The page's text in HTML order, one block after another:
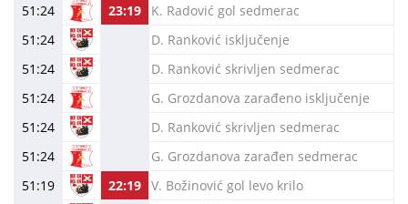
51:24
23:19
K. Radović gol sedmerac
51:24
D. Ranković isključenje
51:24
D. Ranković skrivljen sedmerac
51:24
G. Grozdanova zarađeno isključenje
51:24
D. Ranković skrivljen sedmerac
51:24
G. Grozdanova zarađen sedmerac
51:19
22:19 V. Božinović gol levo krilo